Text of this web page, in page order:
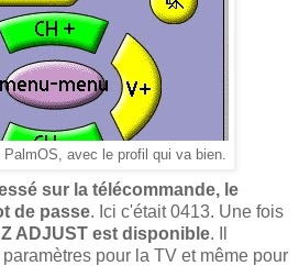
avec le profil qui va bien.
sur la télécommande, le
de passe. Ici c'était 0413. Une fois
ADJUST est disponible. Il
pour la TV et même pour